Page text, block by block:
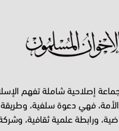
إصلاحية شاملة تفهم
فهي دعوة سلفية،
ورابطة علمية ثقافية،